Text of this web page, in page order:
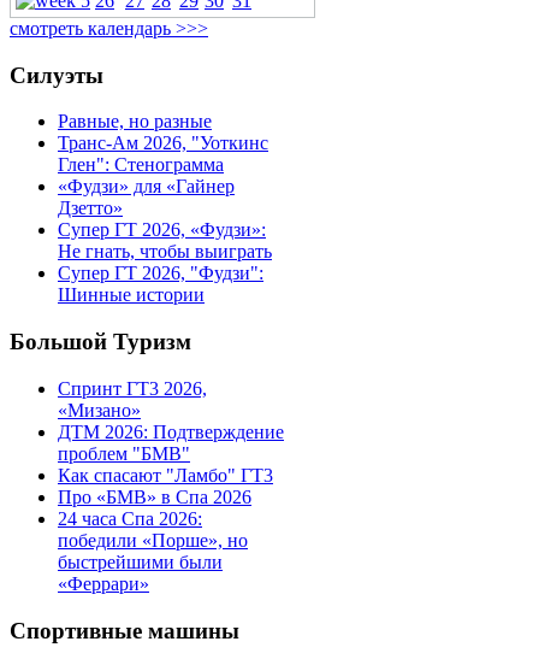
смотреть календарь >>>
Силуэты
Равные, но разные
Транс-Ам 2026, "Уоткинс
Глен": Стенограмма
«Фудзи» для «Гайнер
Дзетто»
Супер ГТ 2026, «Фудзи»:
Не гнать, чтобы выиграть
Супер ГТ 2026, "Фудзи":
Шинные истории
Большой Туризм
Спринт ГТ3 2026,
«Мизано»
ДТМ 2026: Подтверждение
проблем "БМВ"
Как спасают "Ламбо" ГТ3
Про «БМВ» в Спа 2026
24 часа Спа 2026:
победили «Порше», но
быстрейшими были
«Феррари»
Спортивные машины